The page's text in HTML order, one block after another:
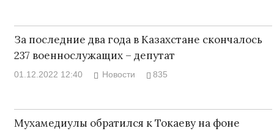
За последние два года в Казахстане скончалось
237 военнослужащих – депутат
01.12.2022 12:40 Новости 835
Мухамедиулы обратился к Токаеву на фоне